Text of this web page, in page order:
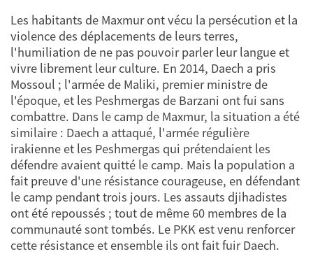
Les habitants de Maxmur ont vécu la persécution et la
violence des déplacements de leurs terres,
l'humiliation de ne pas pouvoir parler leur langue et
vivre librement leur culture. En 2014, Daech a pris
Mossoul ; l'armée de Maliki, premier ministre de
l'époque, et les Peshmergas de Barzani ont fui sans
combattre. Dans le camp de Maxmur, la situation a été
similaire : Daech a attaqué, l'armée régulière
irakienne et les Peshmergas qui prétendaient les
défendre avaient quitté le camp. Mais la population a
fait preuve d'une résistance courageuse, en défendant
le camp pendant trois jours. Les assauts djihadistes
ont été repoussés ; tout de même 60 membres de la
communauté sont tombés. Le PKK est venu renforcer
cette résistance et ensemble ils ont fait fuir Daech.